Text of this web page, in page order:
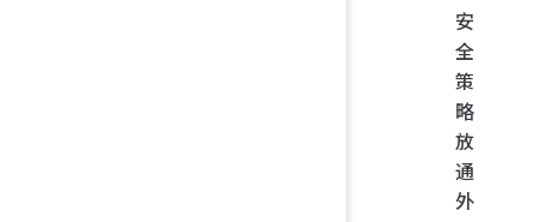
安
全
策
略
放
通
外